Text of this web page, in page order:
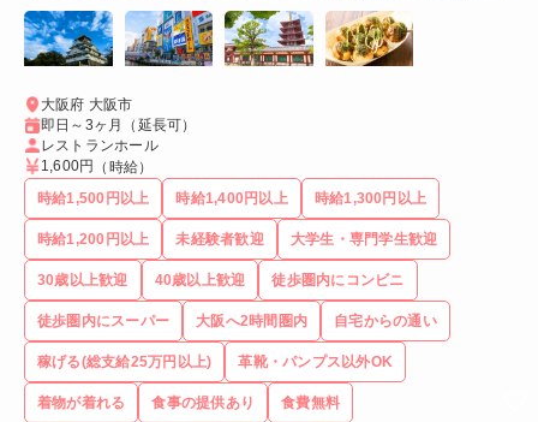
大阪府 大阪市
即日～3ヶ月（延長可）
レストランホール
1,600円
（時給）
時給1,500円以上
時給1,400円以上 時給1,300円以上
時給1,200円以上 未経験者歓迎 大学生・専門学生歓迎
30歳以上歓迎 40歳以上歓迎 徒歩圏内にコンビニ
徒歩圏内にスーパー 大阪へ2時間圏内 自宅からの通い
稼げる(総支給25万円以上) 革靴・パンプス以外OK
着物が着れる 食事の提供あり 食費無料